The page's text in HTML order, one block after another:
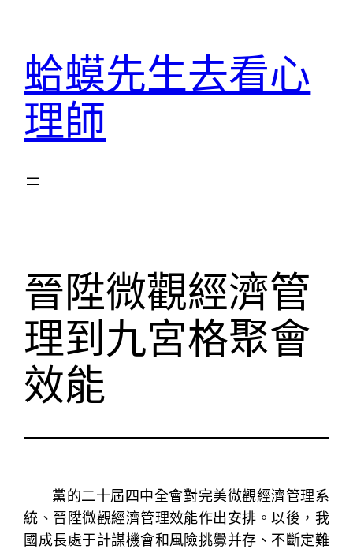
蛤蟆先生去看心
理師
晉陞微觀經濟管
理到九宮格聚會
效能
黨的二十屆四中全會對完美微觀經濟管理系
統、晉陞微觀經濟管理效能作出安排。以後，我
國成長處于計謀機會和風險挑釁并存、不斷定難